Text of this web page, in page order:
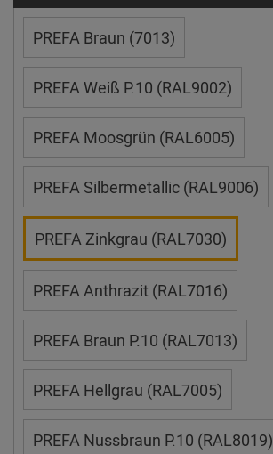
PREFA Braun (7013)
PREFA Weiß P.10 (RAL9002)
PREFA Moosgrün (RAL6005)
PREFA Silbermetallic (RAL9006)
PREFA Zinkgrau (RAL7030)
PREFA Anthrazit (RAL7016)
PREFA Braun P.10 (RAL7013)
PREFA Hellgrau (RAL7005)
PREFA Nussbraun P.10 (RAL8019)